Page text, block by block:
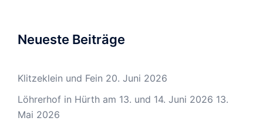
Neueste Beiträge
Klitzeklein und Fein 20. Juni 2026
Löhrerhof in Hürth am 13. und 14. Juni 2026 13.
Mai 2026